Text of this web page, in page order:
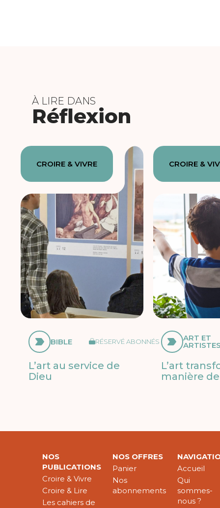
À LIRE DANS
Réflexion
CROIRE & VIVRE
BIBLE RÉSERVÉ ABONNÉS
L’art au service de
Dieu
CROIRE &
ART ET
L’art
manière
NOS
PUBLICATIONS
Croire & Vivre
Croire & Lire
Les cahiers de
NOS OFFRES
Panier
Nos
abonnements
Accueil
Qui
sommes-
nous ?